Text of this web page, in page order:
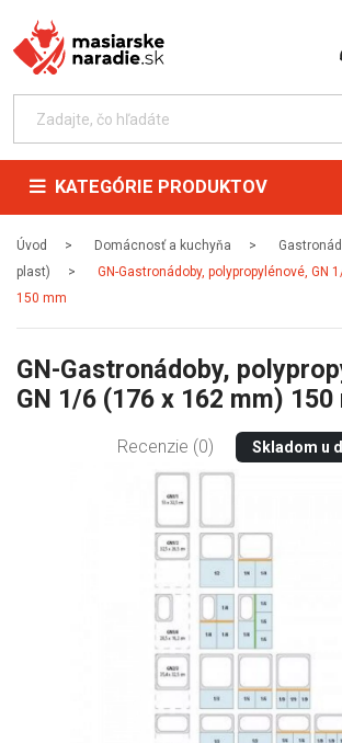
KATEGÓRIE PRODUKTOV
Úvod Domácnosť a kuchyňa
plast)
GN-Gastronádoby, polypropylénové, GN
150 mm
GN-Gastronádoby,
GN 1/6 (176 x 162 mm) 150
Recenzie (0) Skladom u